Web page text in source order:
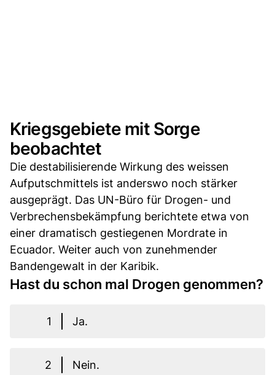
Kriegsgebiete mit Sorge
beobachtet
Die destabilisierende Wirkung des weissen
Aufputschmittels ist anderswo noch stärker
ausgeprägt. Das UN-Büro für Drogen- und
Verbrechensbekämpfung berichtete etwa von
einer dramatisch gestiegenen Mordrate in
Ecuador. Weiter auch von zunehmender
Bandengewalt in der Karibik.
Hast du schon mal Drogen genommen?
1 Ja.
2
Nein.